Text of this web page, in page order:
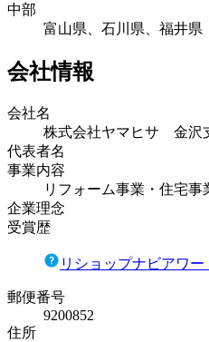
中部
富山県、石川県、福井県
会社情報
会社名
株式会社ヤマヒサ 金沢
代表者名
事業内容
リフォーム事業・住宅事
企業理念
受賞歴
リショップナビアワー
郵便番号
9200852
住所